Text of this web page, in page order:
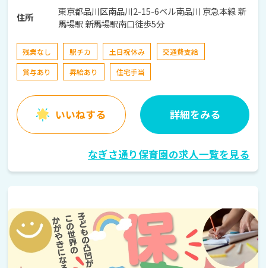
住所
東京都品川区南品川2-15-6ベル南品川 京急本線 新
馬場駅 新馬場駅南口徒歩5分
残業なし 駅チカ 土日祝休み
交通費支給
賞与あり
昇給あり 住宅手当
いいねする 詳細をみる
なぎさ通り保育園の求人一覧を見る